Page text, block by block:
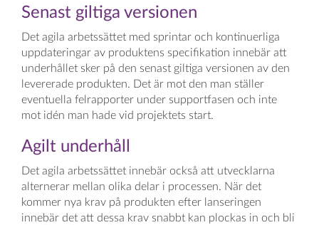
Senast giltiga versionen
Det agila arbetssättet med sprintar och kontinuerliga
uppdateringar av produktens specifikation innebär att
underhållet sker på den senast giltiga versionen av den
levererade produkten. Det är mot den man ställer
eventuella felrapporter under supportfasen och inte
mot idén man hade vid projektets start.
Agilt underhåll
Det agila arbetssättet innebär också att utvecklarna
alternerar mellan olika delar i processen. När det
kommer nya krav på produkten efter lanseringen
innebär det att dessa krav snabbt kan plockas in och bli